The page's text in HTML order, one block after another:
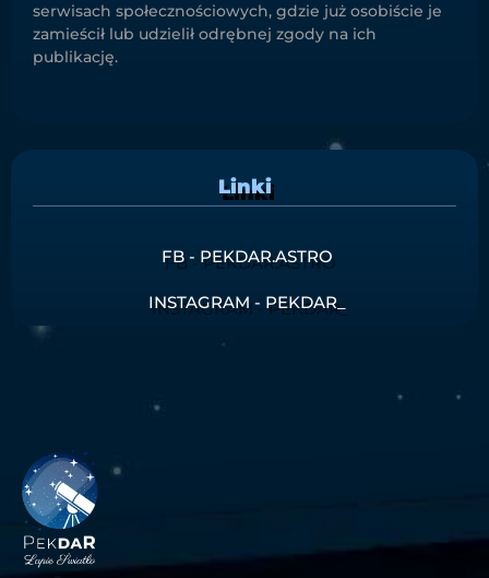
serwisach społecznościowych, gdzie już osobiście je
zamieścił lub udzielił odrębnej zgody na ich
publikację.
Linki
FB - PEKDAR.ASTRO
INSTAGRAM - PEKDAR_